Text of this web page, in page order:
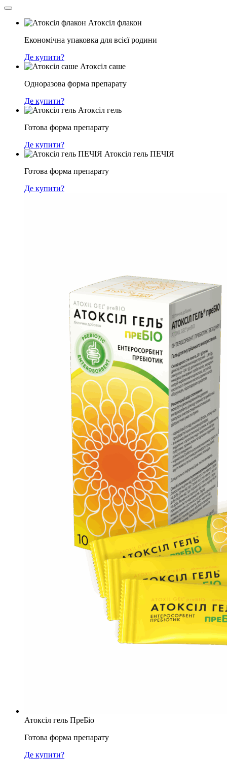
Атоксіл флакон
Економічна упаковка для всієї родини
Де купити?
Атоксіл саше
Одноразова форма препарату
Де купити?
Атоксіл гель
Готова форма препарату
Де купити?
Атоксіл гель ПЕЧІЯ
Готова форма препарату
Де купити?
Атоксіл гель ПреБіо
Готова форма препарату
Де купити?